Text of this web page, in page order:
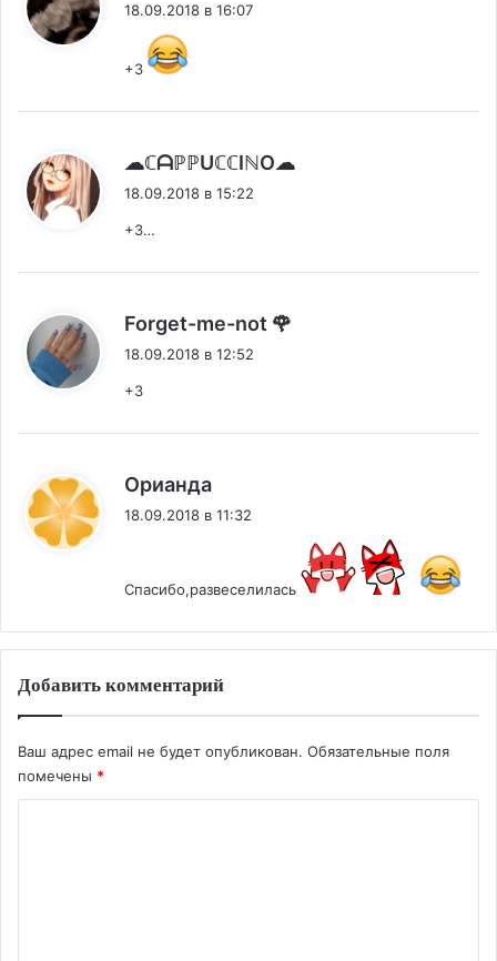
18.09.2018 в 16:07
+3
☁ℂᗩℙℙUℂℂIℕO☁
18.09.2018 в 15:22
+3…
Forget-me-not 🌹
18.09.2018 в 12:52
+3
Орианда
18.09.2018 в 11:32
Спасибо,развеселилась
Добавить комментарий
Ваш адрес email не будет опубликован. Обязательные поля
помечены *